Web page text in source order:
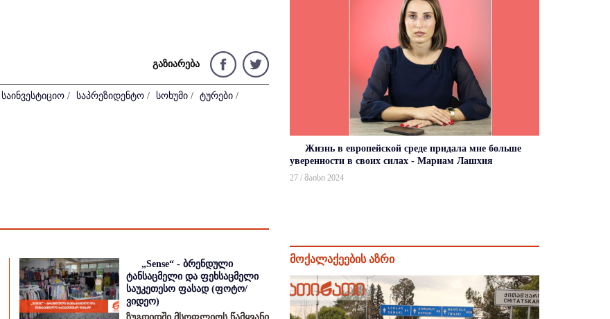
გაზიარება
საინვესტიციო / საპრეზიდენტო / სოხუმი / ტურები /
„Sense“ - ბრენდული
ტანსაცმელი და ფეხსაცმელი
საუკეთესო ფასად (ფოტო/
ვიდეო)
Жизнь в европейской среде придала мне больше
уверенности в своих силах - Мариам Лашхия
27 / მაისი 2024
მოქალაქეების აზრი